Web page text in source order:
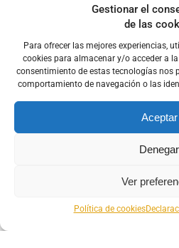
Gestionar el
de las
Para ofrecer las mejores experiencias,
cookies para almacenar y/o acceder a
consentimiento de estas tecnologías nos
comportamiento de navegación o las
Aceptar
Denegar
Ver
Política de cookies